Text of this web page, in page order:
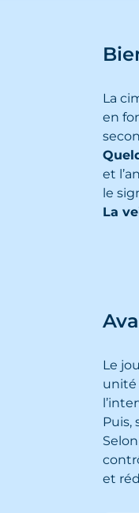
La
en
et
le
La
Le
unité
Puis,
et